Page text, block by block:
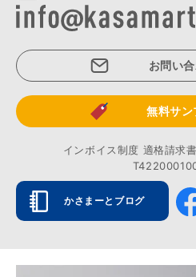
お問い
無料サン
インボイス制度 適格請求
かさまーとブログ